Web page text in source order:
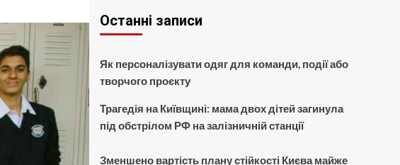
Останні записи
Як персоналізувати одяг для команди, події або
творчого проєкту
Трагедія на Київщині: мама двох дітей загинула
під обстрілом РФ на залізничній станції
Зменшено вартість плану стійкості Києва майже